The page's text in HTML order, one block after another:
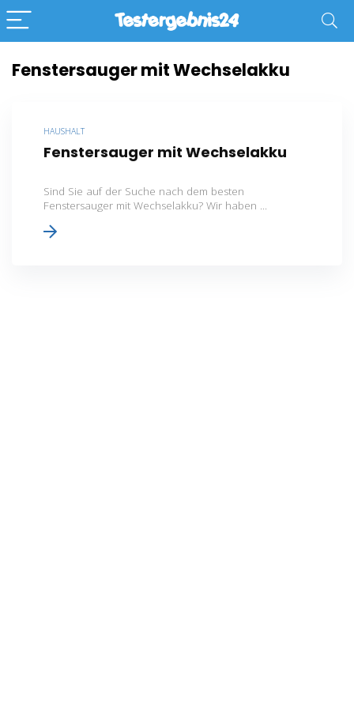
Fenstersauger mit Wechselakku
HAUSHALT
Fenstersauger mit Wechselakku
Sind Sie auf der Suche nach dem besten
Fenstersauger mit Wechselakku? Wir haben ...